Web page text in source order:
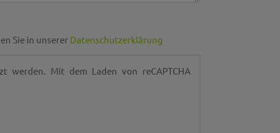
Sie in unserer Datenschutzerklärung
werden. Mit dem Laden von reCAPTCHA